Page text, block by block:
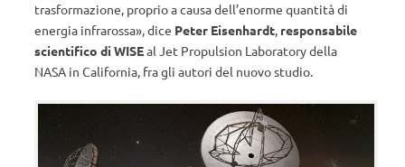
trasformazione, proprio a causa dell’enorme quantità di
energia infrarossa», dice Peter Eisenhardt, responsabile
scientifico di WISEal Jet Propulsion Laboratory della
NASA in California, fra gli autori del nuovo studio.